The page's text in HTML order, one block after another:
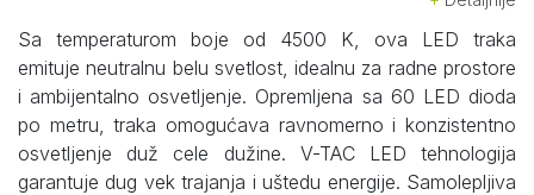
Sa temperaturom boje od 4500 K, ova LED traka
emituje neutralnu belu svetlost, idealnu za radne prostore
i ambijentalno osvetljenje. Opremljena sa 60 LED dioda
po metru, traka omogućava ravnomerno i konzistentno
osvetljenje duž cele dužine. V-TAC LED tehnologija
garantuje dug vek trajanja i uštedu energije. Samolepljiva